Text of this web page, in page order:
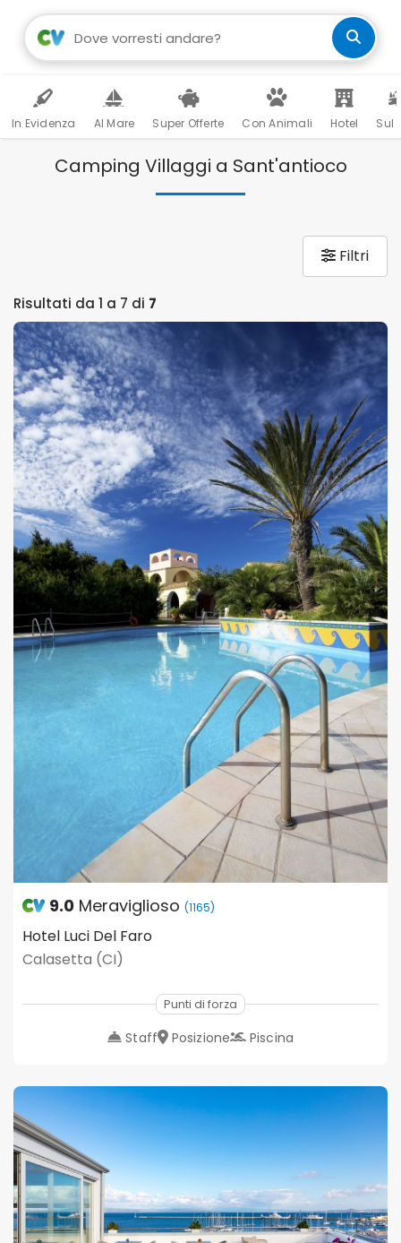
In Evidenza Al Mare Super Offerte Con Animali Hotel Sul
Camping Villaggi a Sant'antioco
Filtri
Risultati da 1 a 7 di 7
9.0 Meraviglioso (1165)
Hotel Luci Del Faro
Calasetta (CI)
Punti di forza
Staff Posizione Piscina